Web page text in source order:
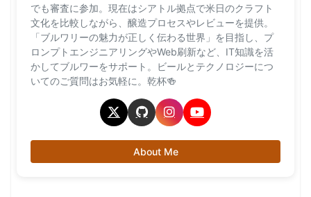
でも審査に参加。現在はシアトル拠点で米日のクラフト
文化を比較しながら、醸造プロセスやレビューを提供。
「ブルワリーの魅力が正しく伝わる世界」を目指し、プ
ロンプトエンジニアリングやWeb刷新など、IT知識を活
かしてブルワーをサポート。ビールとテクノロジーにつ
いてのご質問はお気軽に。乾杯🍻
About Me